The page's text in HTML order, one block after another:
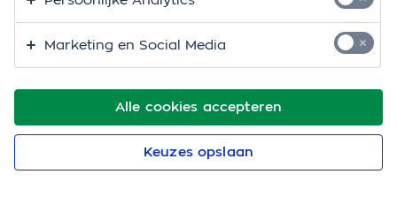
Meer dekkingen
Portemonnee gestolen in het
buitenland
Alle cookies accepteren
Marketing en Social Media
Keuzes opslaan